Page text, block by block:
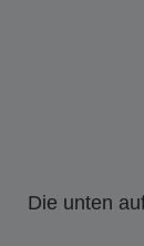
Die unten